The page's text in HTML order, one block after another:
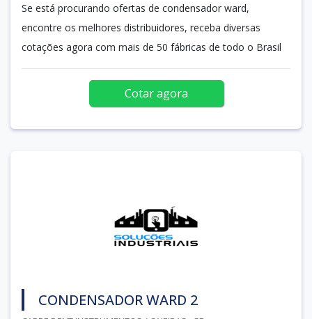
Se está procurando ofertas de condensador ward,
encontre os melhores distribuidores, receba diversas
cotações agora com mais de 50 fábricas de todo o Brasil
Cotar agora
CONDENSADOR WARD 2